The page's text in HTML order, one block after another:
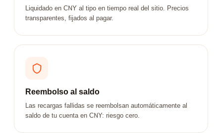
Liquidado en CNY al tipo en tiempo real del sitio. Precios
transparentes, fijados al pagar.
Reembolso al saldo
Las recargas fallidas se reembolsan automáticamente al
saldo de tu cuenta en CNY: riesgo cero.